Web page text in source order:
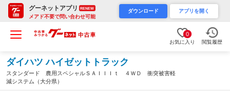
グーネットアプリ RENEW
メアド不要で問い合わせ可能
ダウンロード アプリを開く
0
お気に入り 閲覧履歴
ダイハツ ハイゼットトラック
スタンダード 農用スペシャルＳＡＩＩＩｔ ４ＷＤ 衝突被害軽
減システム（大分県）